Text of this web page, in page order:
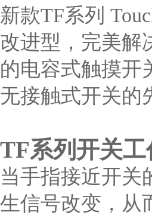
新款TF系列
改进型，完美解
的电容式触摸开
无接触式开关的
TF系列开关工
当手指接近开关
生信号改变，从